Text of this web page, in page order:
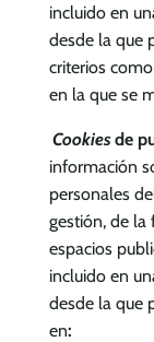
incluido en
desde la que
criterios
en la que se
Cookiesde
información
personales
gestión, de la
espacios
incluido en
desde la que
en: